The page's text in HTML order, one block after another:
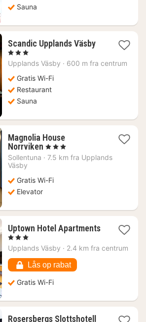
Sauna
Scandic Upplands Väsby1
fra
, 3 Stjerner
Upplands Väsby · 600 m fra centrum
Gratis Wi-Fi
Restaurant
Sauna
Magnolia House
Norrviken 1
nat
kr.
, 3 Stjerner
Sollentuna · 7.5 km fra Upplands
Väsby
Gratis Wi-Fi
Elevator
Uptown Hotel Apartments
1
nat
fra
402
kr.
, 3 Stjerner
Upplands Väsby · 2.4 km fra centrum
Lås op rabat
Gratis Wi-Fi
Rosersbergs Slottshotell 1